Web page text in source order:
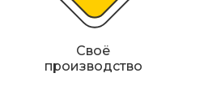
Своё
производство